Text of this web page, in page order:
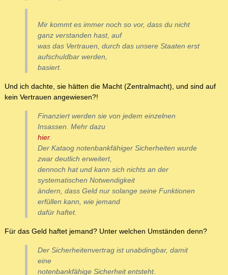
Mir kommt es immer noch so vor, dass du nicht
ganz verstanden hast, auf
was das Vertrauen, durch das unsere Staaten erst
aufschuldbar werden,
basiert.
Und ich dachte, sie hätten die Macht (Zentralmacht), und sind auf
kein Vertrauen angewiesen?!
Finanziert werden sie von jedem einzelnen
Insassen. Mehr dazu
hier.
Der Kataog notenbankfähiger Sicherheiten wurde
zwar deutlich erweitert,
dennoch hat und kann sich nichts an der
systematischen Notwendigkeit
ändern, dass Geld nur solange seine Funktionen
erfüllen kann, wie jemand
dafür haftet.
Für das Geld haftet jemand? Unter welchen Umständen denn?
Der Sicherheitenvertrag ist unabdingbar, damit
eine
notenbankfähige Sicherheit entsteht.